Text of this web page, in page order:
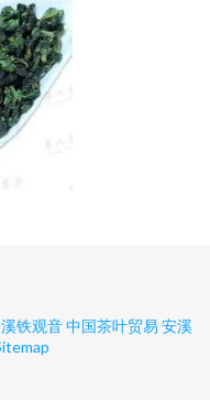
铁观音中国茶叶贸易 安溪